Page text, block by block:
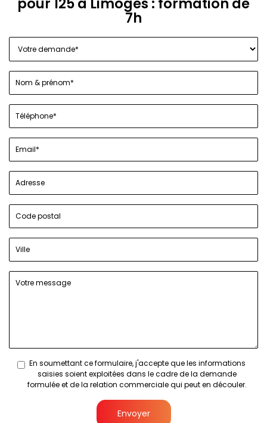
7h
En soumettant ce formulaire, j'accepte que les informations
saisies soient exploitées dans le cadre de la demande
formulée et de la relation commerciale qui peut en découler.
Envoyer